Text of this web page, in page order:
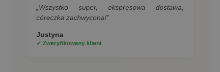
„Wszystko super, ekspresowa dostawa,
córeczka zachwycona!”
Justyna
✓ Zweryfikowany klient